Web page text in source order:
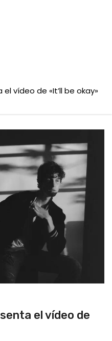
vídeo de «It’ll be okay»
el vídeo de